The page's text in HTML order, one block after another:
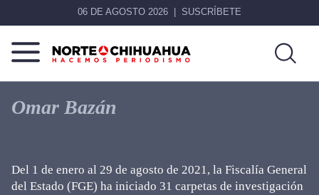
06 DE AGOSTO 2026 SUSCRÍBETE
Norte
De
Chihuahua
Más
que
noticias,
Omar Bazán
Del 1 de enero al 29 de agosto de 2021, la Fiscalía General
del Estado (FGE) ha iniciado 31 carpetas de investigación